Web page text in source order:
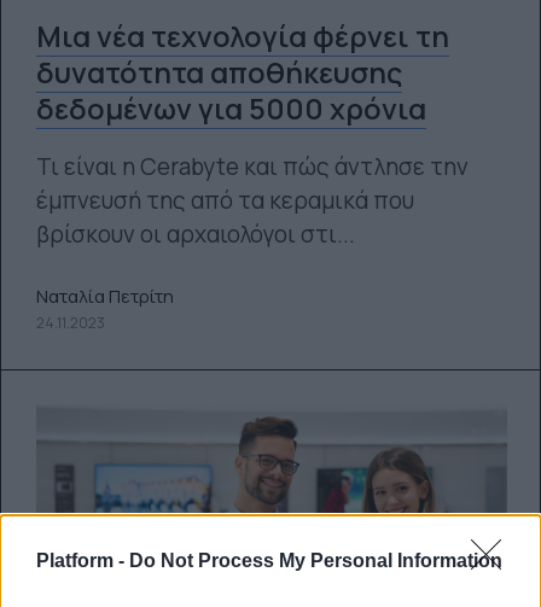
Platform - Do Not Process My Personal Information
Μια νέα τεχνολογία φέρνει τη
δυνατότητα αποθήκευσης
δεδομένων για 5000 χρόνια
Τι είναι η Cerabyte και πώς άντλησε την
έμπνευσή της από τα κεραμικά που
βρίσκουν οι αρχαιολόγοι στι...
Ναταλία Πετρίτη
24.11.2023